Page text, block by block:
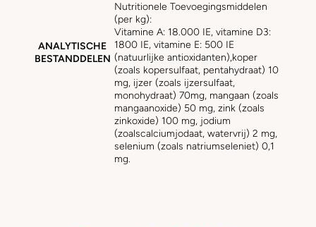
ANALYTISCHE
BESTANDDELEN
Nutritionele Toevoegingsmiddelen
(per kg):
Vitamine A: 18.000 IE, vitamine D3:
1800 IE, vitamine E: 500 IE
(natuurlijke antioxidanten),koper
(zoals kopersulfaat, pentahydraat) 10
mg, ijzer (zoals ijzersulfaat,
monohydraat) 70mg, mangaan (zoals
mangaanoxide) 50 mg, zink (zoals
zinkoxide) 100 mg, jodium
(zoalscalciumjodaat, watervrij) 2 mg,
selenium (zoals natriumseleniet) 0,1
mg.